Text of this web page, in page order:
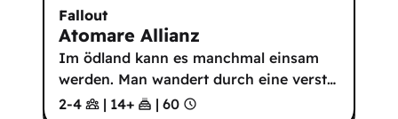
Fallout
Atomare Allianz
Im ödland kann es manchmal einsam
werden. Man wandert durch eine verst…
2-4
| 14+ | 60